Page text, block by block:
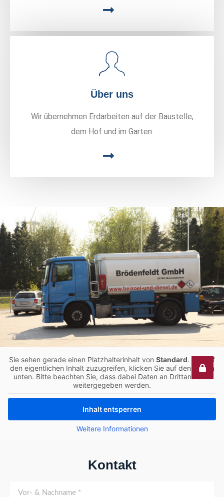
Über uns
Wir übernehmen Erdarbeiten auf der Baustelle,
dem Hof und im Garten.
Bis heute steht Brödenfeldt für sichere
Transporte, faire Preise und zuverlässige
Dienstleistungen.
Kontakt aufnehmen
Kontakt
Sie sehen gerade einen Platzhalterinhalt von Standard. Um auf
den eigentlichen Inhalt zuzugreifen, klicken Sie auf den Button
unten. Bitte beachten Sie, dass dabei Daten an Drittanbieter
weitergegeben werden.
Inhalt entsperren
Weitere Informationen